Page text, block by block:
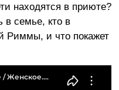
находятся в приюте?
в семье, кто в
Риммы, и что покажет